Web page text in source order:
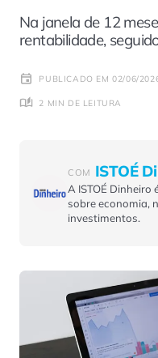
Na janela de 12
rentabilidade,
PUBLICADO EM 02/06/
2 MIN DE LEITURA
COM ISTOÉ
A ISTOÉ
sobre economia,
investimentos.